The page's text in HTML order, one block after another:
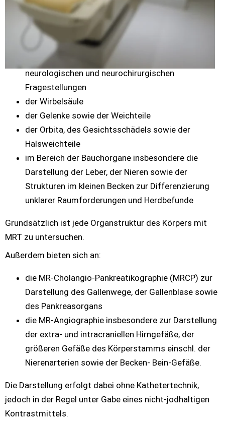
70 cm und bei dem dritten Gerät 60 cm.
Zu den etablierten Untersuchungen gehören die
Darstellungen:
des Gehirns sowie des Rückenmarks bei allen
neurologischen und neurochirurgischen
Fragestellungen
der Wirbelsäule
der Gelenke sowie der Weichteile
der Orbita, des Gesichtsschädels sowie der
Halsweichteile
im Bereich der Bauchorgane insbesondere die
Darstellung der Leber, der Nieren sowie der
Strukturen im kleinen Becken zur Differenzierung
unklarer Raumforderungen und Herdbefunde
Grundsätzlich ist jede Organstruktur des Körpers mit
MRT zu untersuchen.
Außerdem bieten sich an:
die MR-Cholangio-Pankreatikographie (MRCP) zur
Darstellung des Gallenwege, der Gallenblase sowie
des Pankreasorgans
die MR-Angiographie insbesondere zur Darstellung
der extra- und intracraniellen Hirngefäße, der
größeren Gefäße des Körperstamms einschl. der
Nierenarterien sowie der Becken- Bein-Gefäße.
Die Darstellung erfolgt dabei ohne Kathetertechnik,
jedoch in der Regel unter Gabe eines nicht-jodhaltigen
Kontrastmittels.